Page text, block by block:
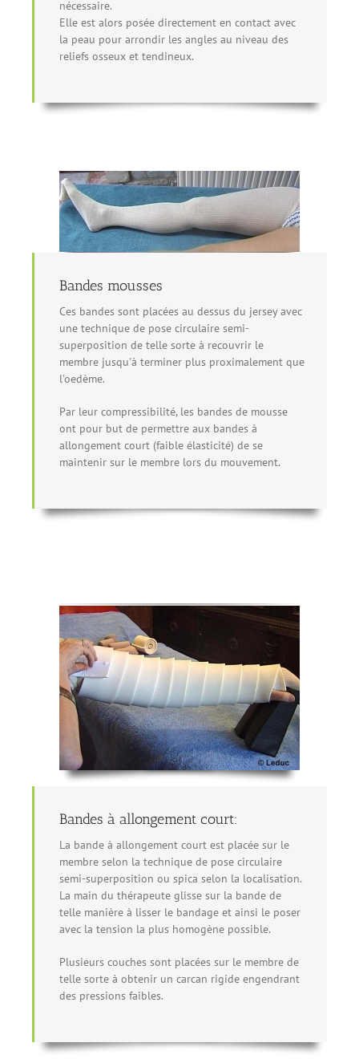
nécessaire.
Elle est alors posée directement en contact avec
la peau pour arrondir les angles au niveau des
reliefs osseux et tendineux.
Bandes mousses
Ces bandes sont placées au dessus du jersey avec
une technique de pose circulaire semi-
superposition de telle sorte à recouvrir le
membre jusqu'à terminer plus proximalement que
l'oedème.
Par leur compressibilité, les bandes de mousse
ont pour but de permettre aux bandes à
allongement court (faible élasticité) de se
maintenir sur le membre lors du mouvement.
Bandes à allongement court:
La bande à allongement court est placée sur le
membre selon la technique de pose circulaire
semi-superposition ou spica selon la localisation.
La main du thérapeute glisse sur la bande de
telle manière à lisser le bandage et ainsi le poser
avec la tension la plus homogène possible.
Plusieurs couches sont placées sur le membre de
telle sorte à obtenir un carcan rigide engendrant
des pressions faibles.